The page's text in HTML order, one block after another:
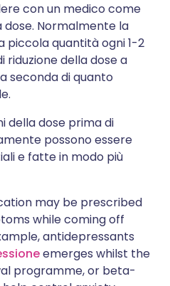
con un medico come
Normalmente la
piccola quantità ogni 1-2
riduzione della dose a
seconda di quanto
della dose prima di
possono essere
e fatte in modo più
may be prescribed
while coming off
antidepressants
emerges whilst the
programme, or beta-